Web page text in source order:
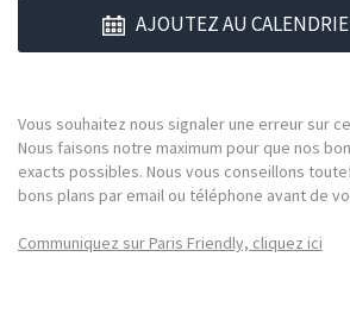
AJOUTEZ AU
Vous souhaitez nous signaler une erreur sur
Nous faisons notre maximum pour que nos
exacts possibles. Nous vous conseillons
bons plans par email ou téléphone avant de
Communiquez sur Paris Friendly, cliquez ici